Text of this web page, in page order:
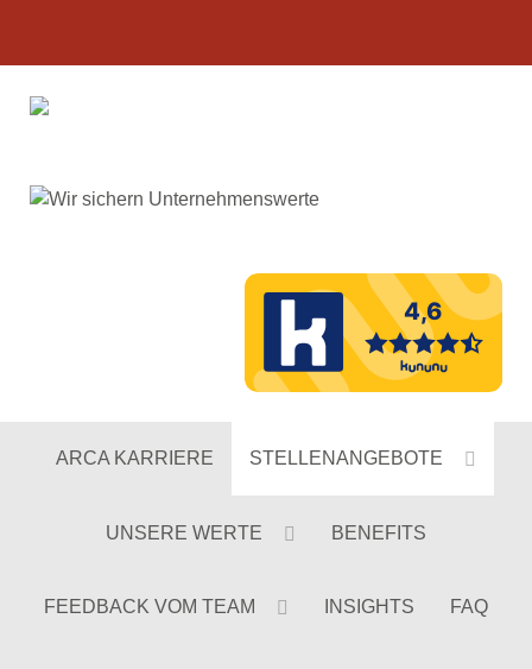
ARCA KARRIERE STELLENANGEBOTE
UNSERE WERTE BENEFITS
FEEDBACK VOM TEAM INSIGHTS FAQ